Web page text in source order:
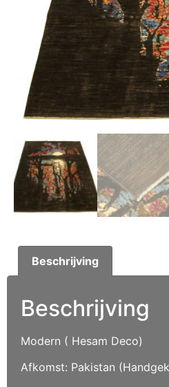
Beschrijving
Beschrijving
Modern ( Hesam Deco)
Afkomst: Pakistan